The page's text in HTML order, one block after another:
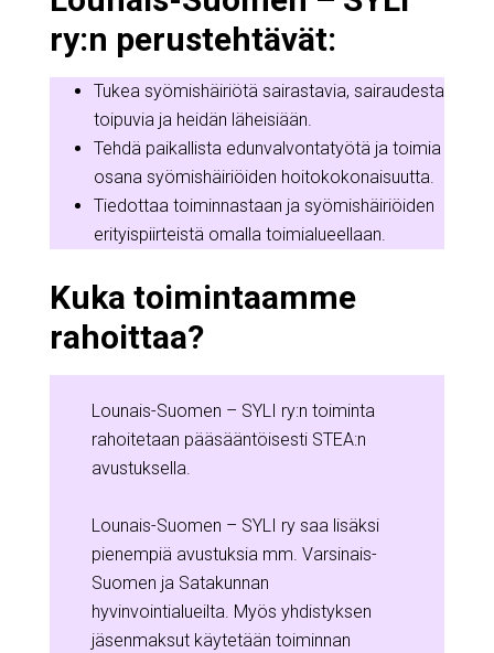
ry:n perustehtävät:
Tukea syömishäiriötä sairastavia, sairaudesta
toipuvia ja heidän läheisiään.
Tehdä paikallista edunvalvontatyötä ja toimia
osana syömishäiriöiden hoitokokonaisuutta.
Tiedottaa toiminnastaan ja syömishäiriöiden
erityispiirteistä omalla toimialueellaan.
Kuka toimintaamme
rahoittaa?
Lounais-Suomen – SYLI ry:n toiminta
rahoitetaan pääsääntöisesti STEA:n
avustuksella.
Lounais-Suomen – SYLI ry saa lisäksi
pienempiä avustuksia mm. Varsinais-
Suomen ja Satakunnan
hyvinvointialueilta. Myös yhdistyksen
jäsenmaksut käytetään toiminnan